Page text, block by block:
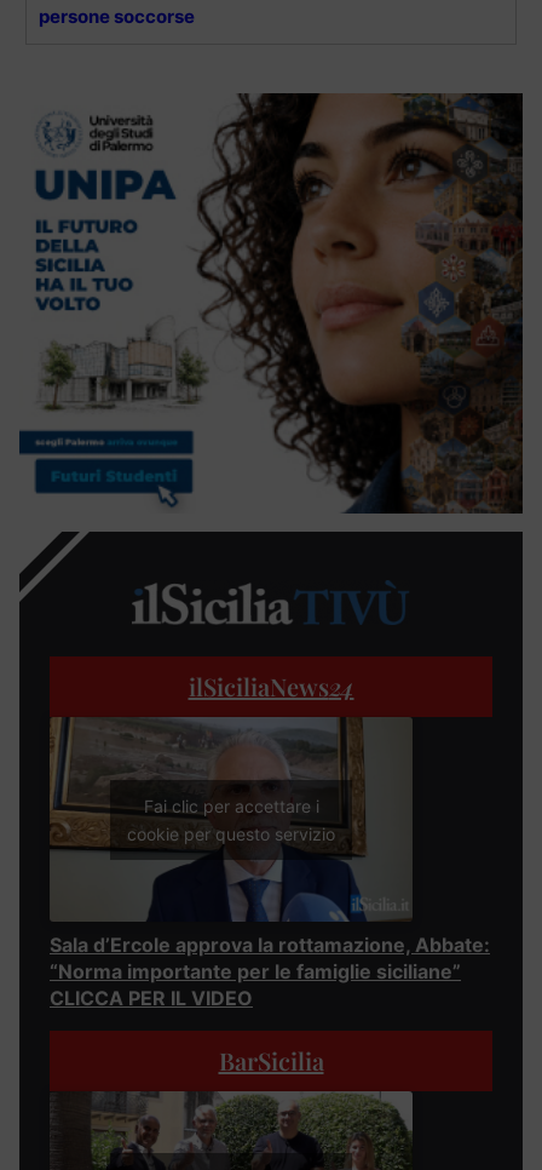
persone soccorse
ilSiciliaNews24
Fai clic per accettare i
cookie per questo servizio
Sala d’Ercole approva la rottamazione, Abbate:
“Norma importante per le famiglie siciliane”
CLICCA PER IL VIDEO
BarSicilia